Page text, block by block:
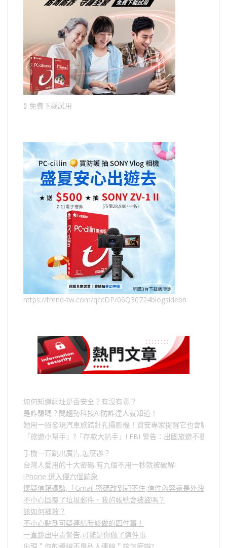
⟫ 免費下載試用
https://trend-tw.com/qccDP/06Q30724blogsidebn
如何知道網址是否安全？有沒有毒？
是詐騙嗎？問趨勢科技AI防詐達人就知道！
她用一招發現汽車旅館針孔攝影機！資安專家提醒它也會駭人成
「旅遊小幫手」 ? 「存款大扒手」 ! FBI 警告：出國旅遊不要做的
手機一直跳出廣告,怎麼辦？
台灣人愛用的十大密碼,有九個不用一秒就被破解!
iPhone 遭入侵六個跡象
懷疑信箱遭駭,「Gmail 密碼改到記不住,信件內容還是外洩？」,
不小心回覆了垃圾郵件，我的帳號會被盜嗎？
該如何補救？
不小心點到可疑連結時該做的四件事！
一直跳出中毒警告,可能是你做了這件事